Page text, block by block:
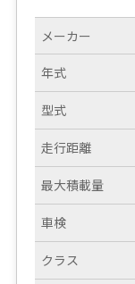
メーカー
年式
型式
走行距離
最大積載量
車検
クラス